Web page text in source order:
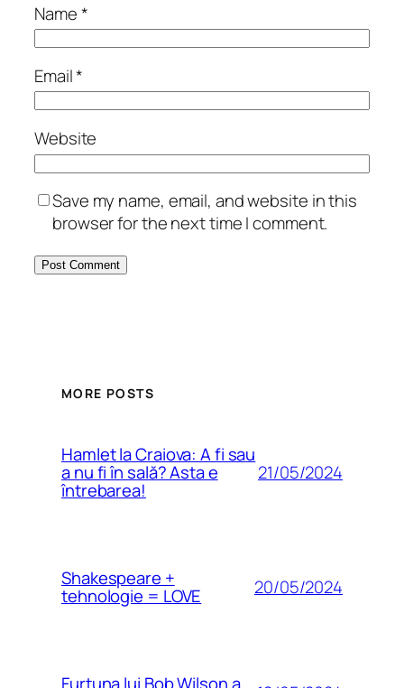
Name*
Email*
Website
Save my name, email, and website in this
browser for the next time I comment.
MORE POSTS
Hamlet la Craiova: A fi sau
a nu fi în sală? Asta e
întrebarea!
21/05/2024
Shakespeare +
tehnologie = LOVE 20/05/2024